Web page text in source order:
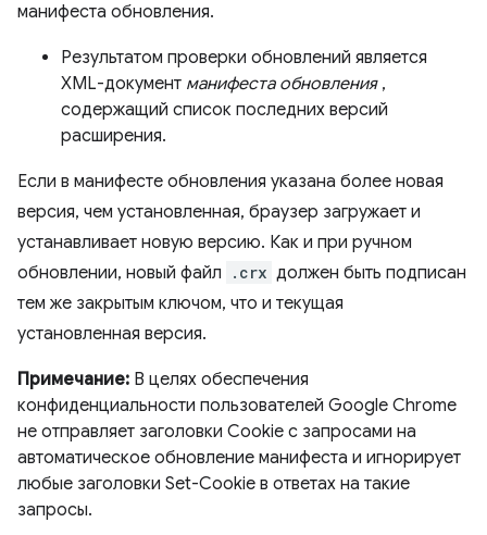
манифеста обновления.
Результатом проверки обновлений является
XML-документ манифеста обновления,
содержащий список последних версий
расширения.
Если в манифесте обновления указана более новая
версия, чем установленная, браузер загружает и
устанавливает новую версию. Как и при ручном
обновлении, новый файл
.crx должен быть подписан
тем же закрытым ключом, что и текущая
установленная версия.
Примечание: В целях обеспечения
конфиденциальности пользователей Google Chrome
не отправляет заголовки Cookie с запросами на
автоматическое обновление манифеста и игнорирует
любые заголовки Set-Cookie в ответах на такие
запросы.